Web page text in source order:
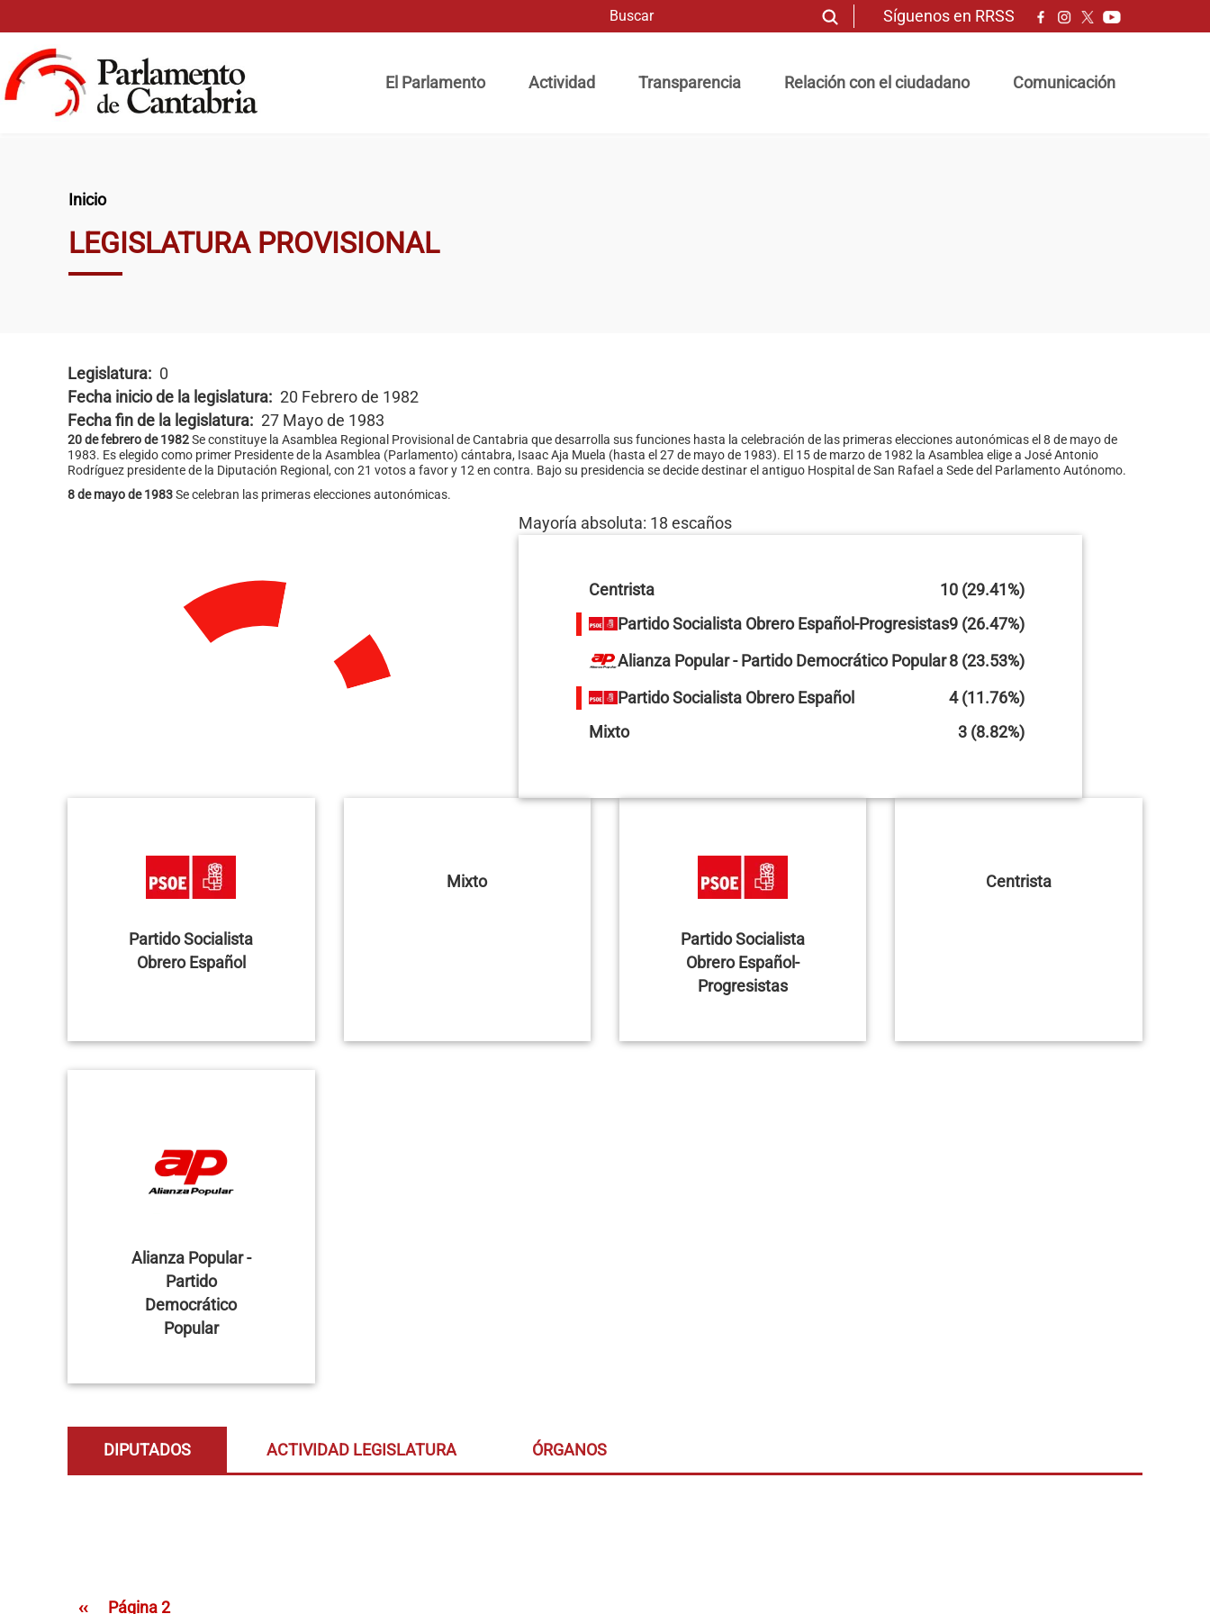
Síguenos en RRSS
El Parlamento
Actividad Transparencia Relación con el ciudadano Comunicación
Ruta de navegación
Inicio
LEGISLATURA PROVISIONAL
Legislatura
0
Fecha inicio de la legislatura
20 Febrero de 1982
Fecha fin de la legislatura
27 Mayo de 1983
20 de febrero de 1982Se constituye la Asamblea Regional Provisional de Cantabria que desarrolla sus funciones hasta la celebración de las primeras elecciones autonómicas el 8 de mayo de
1983. Es elegido como primer Presidente de la Asamblea (Parlamento) cántabra, Isaac Aja Muela (hasta el 27 de mayo de 1983). El 15 de marzo de 1982 la Asamblea elige a José Antonio
Rodríguez presidente de la Diputación Regional, con 21 votos a favor y 12 en contra. Bajo su presidencia se decide destinar el antiguo Hospital de San Rafael a Sede del Parlamento Autónomo.
8 de mayo de 1983Se celebran las primeras elecciones autonómicas.
Mayoría absoluta: 18 escaños
Centrista
10 (29.41%)
Partido Socialista Obrero Español-Progresistas9 (26.47%)
Alianza Popular - Partido Democrático Popular 8 (23.53%)
Partido Socialista Obrero Español
4 (11.76%)
Mixto
3 (8.82%)
Partido Socialista
Obrero Español
Mixto
Partido Socialista
Obrero Español-
Progresistas
Centrista
Alianza Popular -
Partido
Democrático
Popular
DIPUTADOS ACTIVIDAD LEGISLATURA ÓRGANOS
Página anterior
‹‹ Página 2